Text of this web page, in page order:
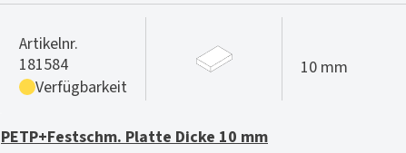
Artikelnr.
181584
Verfügbarkeit
10 mm
PETP+Festschm. Platte Dicke 10 mm